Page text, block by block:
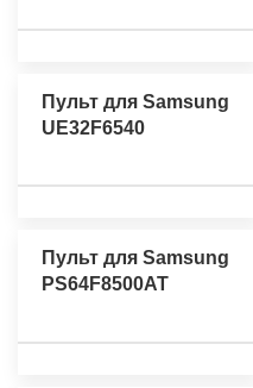
Пульт для Samsung
UE32F6540
Пульт для Samsung
PS64F8500AT